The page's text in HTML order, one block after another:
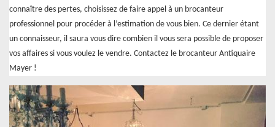
connaître des pertes, choisissez de faire appel à un brocanteur
professionnel pour procéder à l’estimation de vous bien. Ce dernier étant
un connaisseur, il saura vous dire combien il vous sera possible de proposer
vos affaires si vous voulez le vendre. Contactez le brocanteur Antiquaire
Mayer !